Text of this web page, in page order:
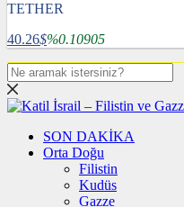
TETHER
40.26$%0.10905
SON DAKİKA
Orta Doğu
Filistin
Kudüs
Gazze